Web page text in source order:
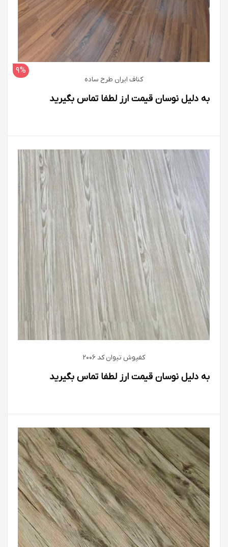
کناف ایران طرح ساده
به دلیل نوسان قیمت ارز لطفا تماس بگیرید
9%
کفپوش تیوان كد 2006
به دلیل نوسان قیمت ارز لطفا تماس بگیرید